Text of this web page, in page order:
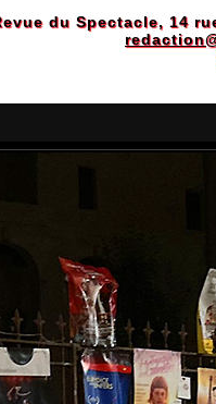
du Spectacle, 14